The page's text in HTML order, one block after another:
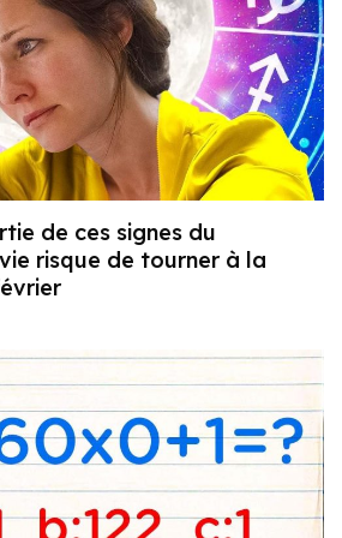
de ces signes du
risque de tourner à la